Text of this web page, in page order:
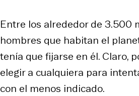
Entre los alrededor de 3.500
hombres que habitan el
tenía que fijarse en él. Claro,
elegir a cualquiera para
con el menos indicado.